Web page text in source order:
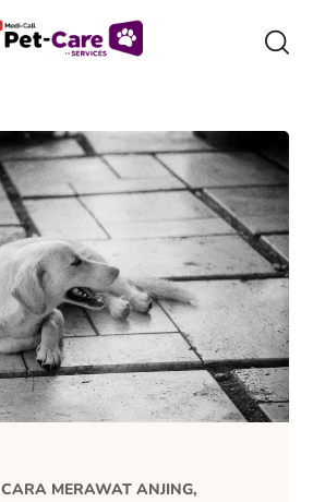
CARA MERAWAT ANJING